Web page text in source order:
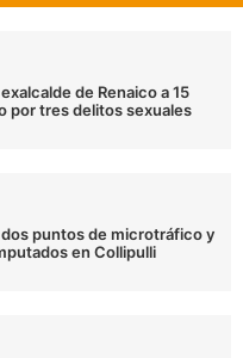
de Renaico a 15
por tres delitos sexuales
puntos de microtráfico y
en Collipulli